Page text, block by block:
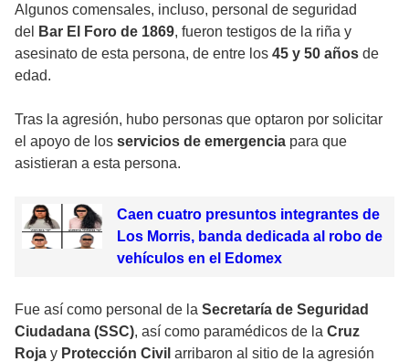
Algunos comensales, incluso, personal de seguridad
del
Bar El Foro de 1869, fueron testigos de la riña y
asesinato de esta persona, de entre los 45 y 50 años de
edad.
Tras la agresión, hubo personas que optaron por solicitar
el apoyo de los servicios de emergencia para que
asistieran a esta persona.
Caen cuatro presuntos integrantes de
Los Morris, banda dedicada al robo de
vehículos en el Edomex
Fue así como personal de la Secretaría de Seguridad
Ciudadana (SSC), así como paramédicos de la Cruz
Roja y Protección Civil arribaron al sitio de la agresión